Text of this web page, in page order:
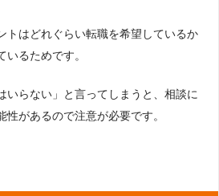
トはどれぐらい転職を希望しているか
るためです。
いらない」と言ってしまうと、相談に
性があるので注意が必要です。